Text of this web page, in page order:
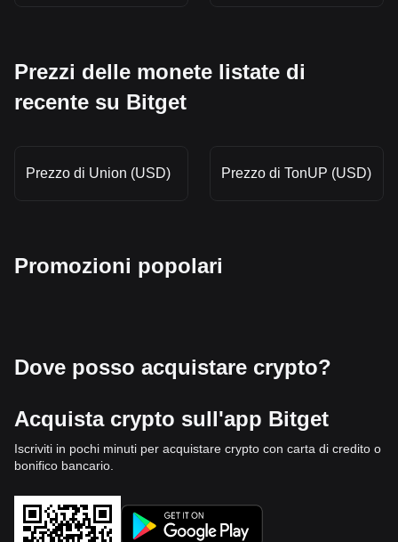
Prezzi delle monete listate di
recente su Bitget
Prezzo di Union (USD) Prezzo di TonUP (USD)
Promozioni popolari
Dove posso acquistare crypto?
Acquista crypto sull'app Bitget
Iscriviti in pochi minuti per acquistare crypto con carta di credito o
bonifico bancario.